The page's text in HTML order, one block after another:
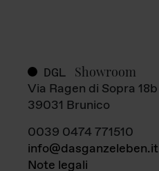
DGL Showroom
Via Ragen di Sopra 18b
39031 Brunico
0039 0474 771510
info@dasganzeleben.it
Note legali